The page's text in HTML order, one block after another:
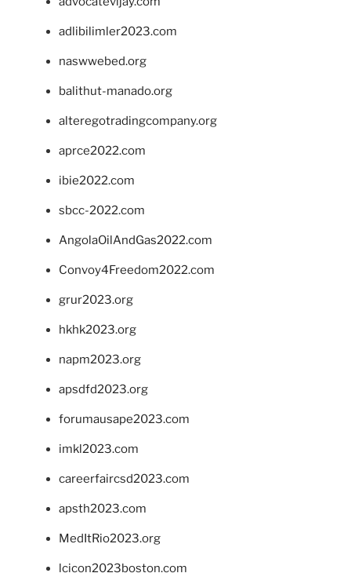
adlibilimler2023.com
naswwebed.org
balithut-manado.org
alteregotradingcompany.org
aprce2022.com
ibie2022.com
sbcc-2022.com
AngolaOilAndGas2022.com
Convoy4Freedom2022.com
grur2023.org
hkhk2023.org
napm2023.org
apsdfd2023.org
forumausape2023.com
imkl2023.com
careerfaircsd2023.com
apsth2023.com
MedItRio2023.org
lcicon2023boston.com